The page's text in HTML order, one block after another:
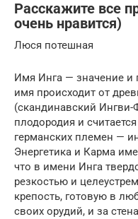
Расскажите все
очень нравится)
Люся потешная
Имя Инга — значение и
имя происходит от
(скандинавский
плодородия и
германских племен —
Энергетика и Карма
что в имени Инга
резкостью и
крепость, готовую в
своих орудий, и за